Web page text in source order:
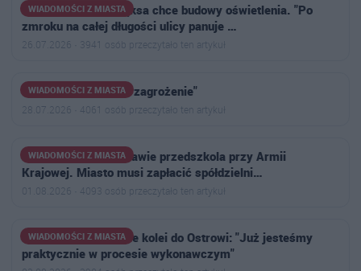
WIADOMOŚCI Z MIASTA
Radny Sebastian Pęksa chce budowy oświetlenia. "Po
zmroku na całej długości ulicy panuje …
26.07.2026 · 3941 osób przeczytało ten artykuł
WIADOMOŚCI Z MIASTA
"Istnieje potencjalne zagrożenie"
28.07.2026 · 4061 osób przeczytało ten artykuł
WIADOMOŚCI Z MIASTA
Kulisy wyroku w sprawie przedszkola przy Armii
Krajowej. Miasto musi zapłacić spółdzielni…
01.08.2026 · 4093 osób przeczytało ten artykuł
WIADOMOŚCI Z MIASTA
Burmistrz o powrocie kolei do Ostrowi: "Już jesteśmy
praktycznie w procesie wykonawczym"